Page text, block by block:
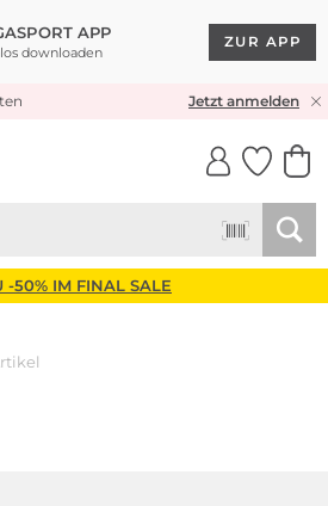
APP
downloaden
ZUR APP
VERSAND* & RÜCKVERSANDJetzt anmelden
-50% IM FINAL SALE